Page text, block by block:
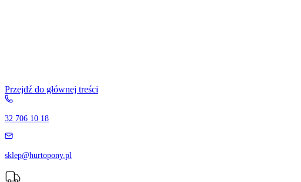
Przejdź do głównej treści
32 706 10 18
sklep@hurtopony.pl